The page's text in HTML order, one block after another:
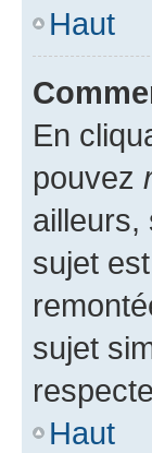
Haut
En
pouvez
ailleurs,
sujet
sujet
Haut